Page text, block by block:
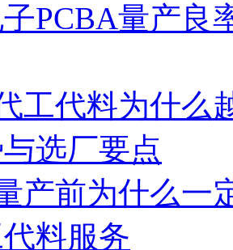
PCBA量产良
工代料为什么
选厂要点
产前为什么一
料服务